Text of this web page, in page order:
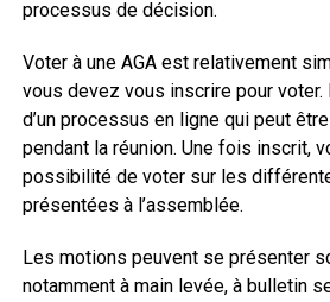
processus de décision.
Voter à une AGA est relativement
vous devez vous inscrire pour voter.
d’un processus en ligne qui peut
pendant la réunion. Une fois inscrit,
possibilité de voter sur les
présentées à l’assemblée.
Les motions peuvent se présenter
notamment à main levée, à bulletin